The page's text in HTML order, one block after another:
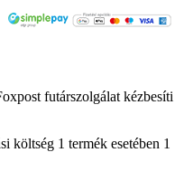
futárszolgálat kézbesíti
költség 1 termék esetében 1